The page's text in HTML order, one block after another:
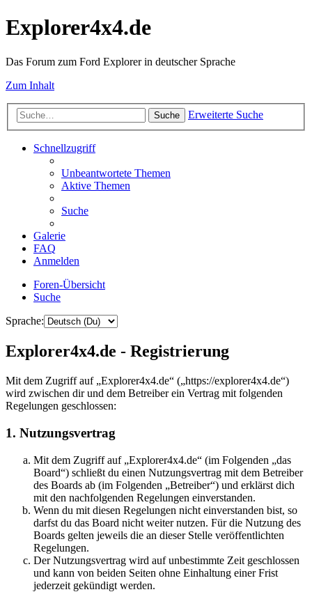
Explorer4x4.de
Das Forum zum Ford Explorer in deutscher Sprache
Zum Inhalt
Suche Erweiterte Suche
Schnellzugriff
Unbeantwortete Themen
Aktive Themen
Suche
Galerie
FAQ
Anmelden
Foren-Übersicht
Suche
Sprache:
Explorer4x4.de - Registrierung
Mit dem Zugriff auf „Explorer4x4.de“ („https://explorer4x4.de“)
wird zwischen dir und dem Betreiber ein Vertrag mit folgenden
Regelungen geschlossen:
1. Nutzungsvertrag
Mit dem Zugriff auf „Explorer4x4.de“ (im Folgenden „das
Board“) schließt du einen Nutzungsvertrag mit dem Betreiber
des Boards ab (im Folgenden „Betreiber“) und erklärst dich
mit den nachfolgenden Regelungen einverstanden.
Wenn du mit diesen Regelungen nicht einverstanden bist, so
darfst du das Board nicht weiter nutzen. Für die Nutzung des
Boards gelten jeweils die an dieser Stelle veröffentlichten
Regelungen.
Der Nutzungsvertrag wird auf unbestimmte Zeit geschlossen
und kann von beiden Seiten ohne Einhaltung einer Frist
jederzeit gekündigt werden.